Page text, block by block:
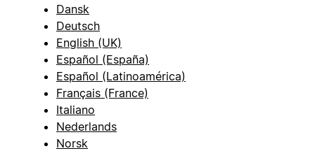
Dansk
Deutsch
English (UK)
Español (España)
Español (Latinoamérica)
Français (France)
Italiano
Nederlands
Norsk